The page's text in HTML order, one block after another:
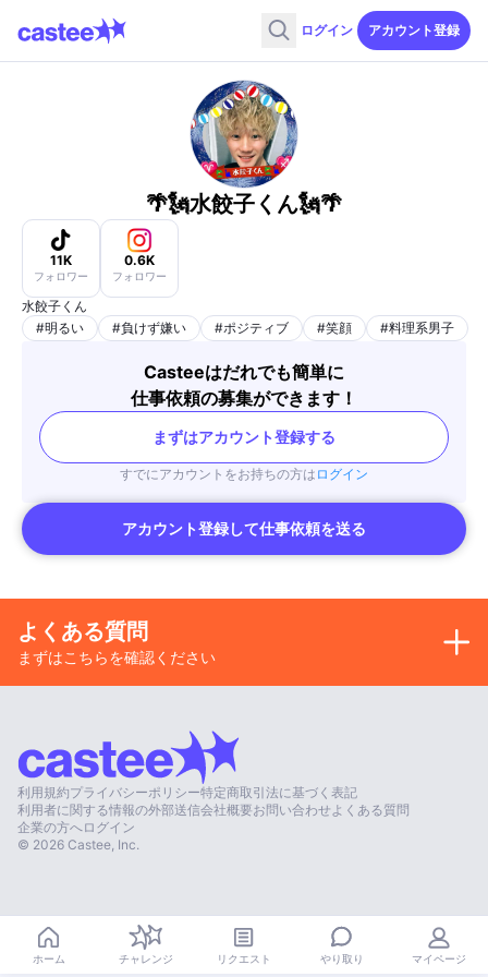
ログイン アカウント登録
🌴🗽水餃子くん🗽🌴
11K
フォロワー
0.6K
フォロワー
水餃子くん
#明るい #負けず嫌い #ポジティブ #笑顔 #料理系男子
Casteeはだれでも簡単に
仕事依頼の募集ができます！
まずはアカウント登録する
すでにアカウントをお持ちの方は ログイン
アカウント登録して仕事依頼を送る
よくある質問
まずはこちらを確認ください
利用規約プライバシーポリシー特定商取引法に基づく表記
利用者に関する情報の外部送信会社概要お問い合わせ よくある質問
企業の方へログイン
© 2026 Castee, Inc.
ホーム チャレンジ リクエスト やり取り マイページ